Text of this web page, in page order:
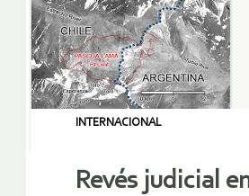
INTERNACIONAL
Revés judicial